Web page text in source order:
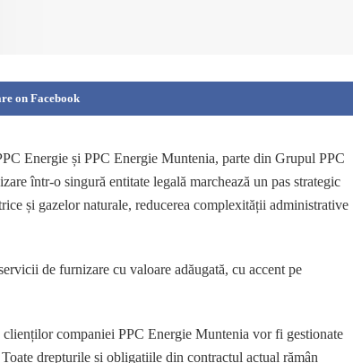
on Facebook
Energie și PPC Energie Muntenia, parte din Grupul PPC
într-o singură entitate legală marchează un pas strategic
și gazelor naturale, reducerea complexității administrative
de furnizare cu valoare adăugată, cu accent pe
companiei PPC Energie Muntenia vor fi gestionate
drepturile și obligațiile din contractul actual rămân